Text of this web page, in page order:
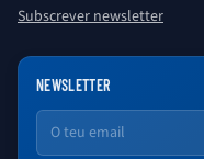
Subscrever newsletter
NEWSLETTER
Email